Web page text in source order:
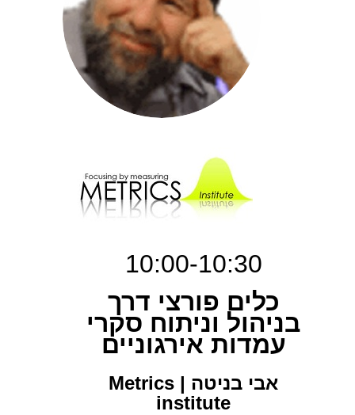
10:00-10:30
כלים פורצי דרך
בניהול וניתוח סקרי
עמדות אירגוניים
אבי בניטה
| Metrics
institute